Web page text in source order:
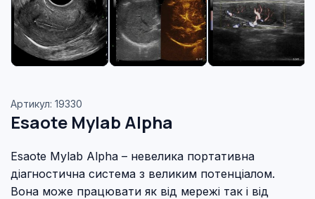
Артикул: 19330
Esaote Mylab Alpha
Esaote Mylab Alpha – невелика портативна
діагностична система з великим потенціалом.
Вона може працювати як від мережі так і від